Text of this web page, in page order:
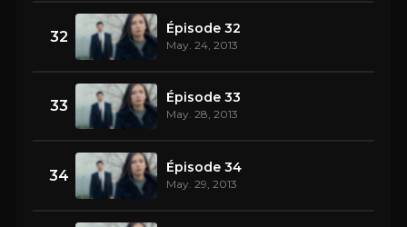
32 Épisode 32
May. 24, 2013
33 Épisode 33
May. 28, 2013
34 Épisode 34
May. 29, 2013